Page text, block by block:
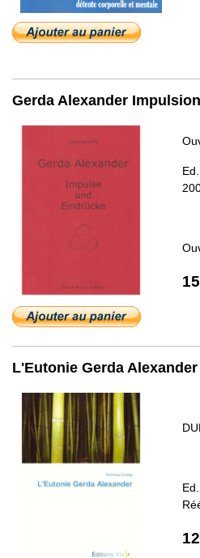
Gerda Alexander
L'Eutonie Gerda Alexander